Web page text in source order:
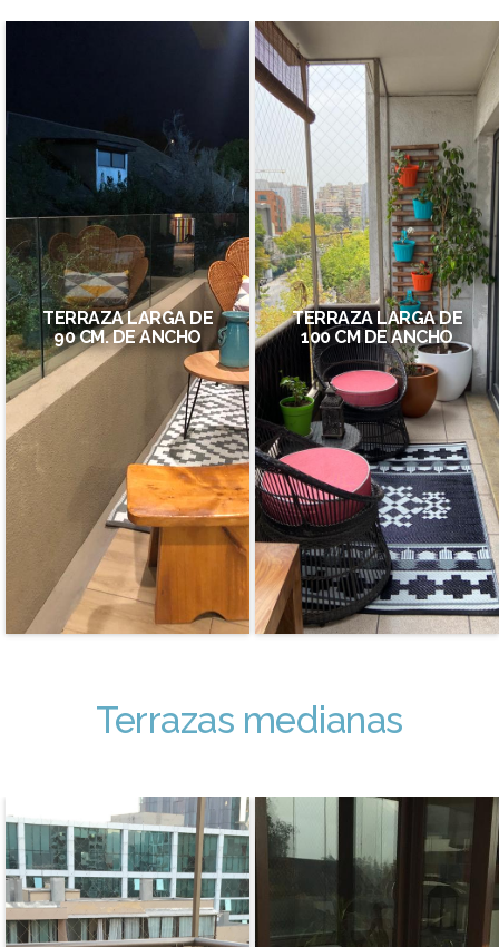
TERRAZA LARGA DE
90 CM. DE ANCHO
TERRAZA LARGA DE
100 CM DE ANCHO
Terrazas medianas